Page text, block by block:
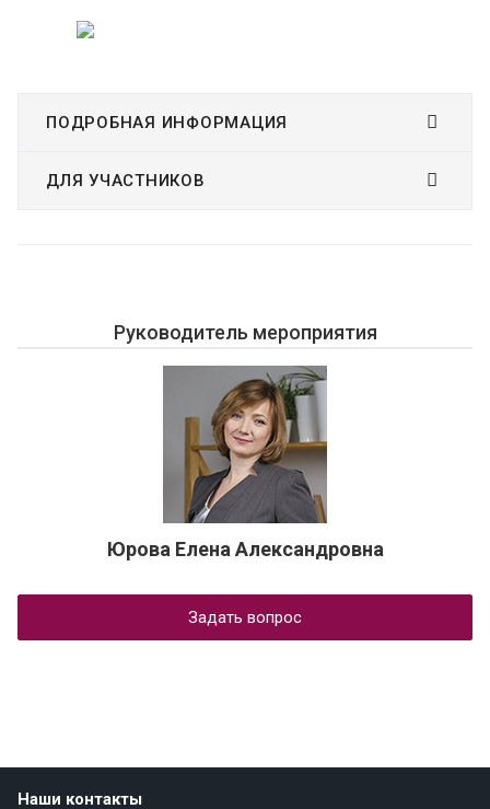
ПОДРОБНАЯ ИНФОРМАЦИЯ
ДЛЯ УЧАСТНИКОВ
Руководитель мероприятия
Юрова Елена Александровна
Задать вопрос
Наши контакты